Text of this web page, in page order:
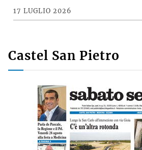
17 LUGLIO 2026
Castel San Pietro